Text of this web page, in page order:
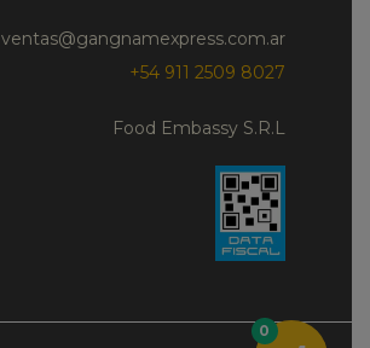
ventas@gangnamexpress.com.ar
+54 911 2509 8027
Food Embassy S.R.L
0